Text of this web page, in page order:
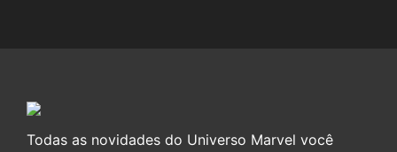
Todas as novidades do Universo Marvel você